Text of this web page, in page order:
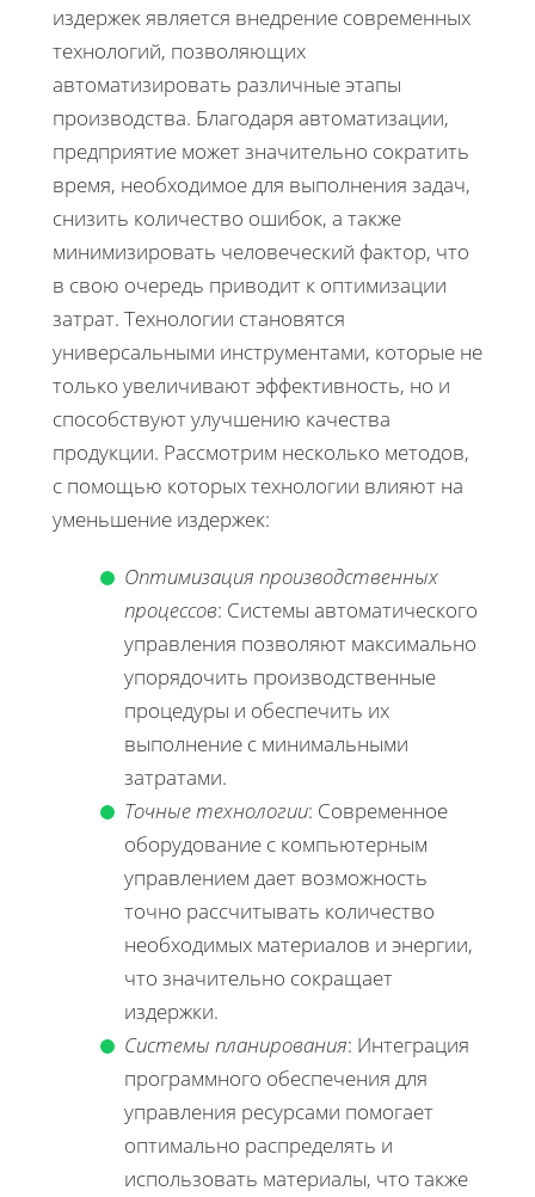
издержек является внедрение современных
технологий, позволяющих
автоматизировать различные этапы
производства. Благодаря автоматизации,
предприятие может значительно сократить
время, необходимое для выполнения задач,
снизить количество ошибок, а также
минимизировать человеческий фактор, что
в свою очередь приводит к оптимизации
затрат. Технологии становятся
универсальными инструментами, которые не
только увеличивают эффективность, но и
способствуют улучшению качества
продукции. Рассмотрим несколько методов,
с помощью которых технологии влияют на
уменьшение издержек:
Оптимизация производственных
процессов: Системы автоматического
управления позволяют максимально
упорядочить производственные
процедуры и обеспечить их
выполнение с минимальными
затратами.
Точные технологии: Современное
оборудование с компьютерным
управлением дает возможность
точно рассчитывать количество
необходимых материалов и энергии,
что значительно сокращает
издержки.
Системы планирования: Интеграция
программного обеспечения для
управления ресурсами помогает
оптимально распределять и
использовать материалы, что также